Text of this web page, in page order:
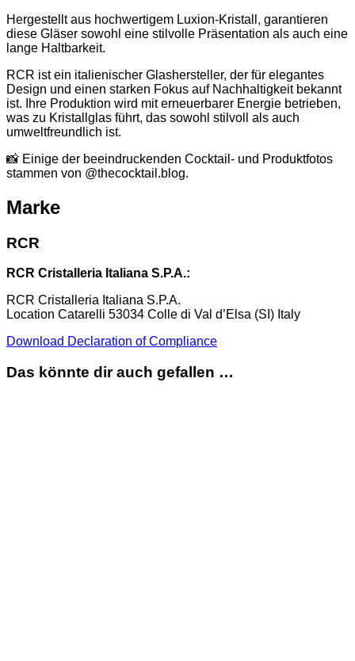
Hergestellt aus hochwertigem Luxion-Kristall, garantieren
diese Gläser sowohl eine stilvolle Präsentation als auch eine
lange Haltbarkeit.
RCR ist ein italienischer Glashersteller, der für elegantes
Design und einen starken Fokus auf Nachhaltigkeit bekannt
ist. Ihre Produktion wird mit erneuerbarer Energie betrieben,
was zu Kristallglas führt, das sowohl stilvoll als auch
umweltfreundlich ist.
📸 Einige der beeindruckenden Cocktail- und Produktfotos
stammen von @thecocktail.blog.
Marke
RCR
RCR Cristalleria Italiana S.P.A.:
RCR Cristalleria Italiana S.P.A.
Location Catarelli 53034 Colle di Val d’Elsa (SI) Italy
Download Declaration of Compliance
Das könnte dir auch gefallen …